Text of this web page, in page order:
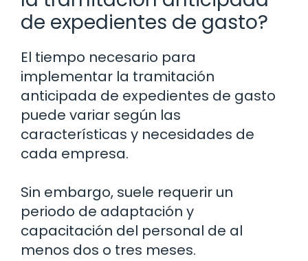
de expedientes de gasto?
El tiempo necesario para
implementar la tramitación
anticipada de expedientes de gasto
puede variar según las
características y necesidades de
cada empresa.
Sin embargo, suele requerir un
periodo de adaptación y
capacitación del personal de al
menos dos o tres meses.